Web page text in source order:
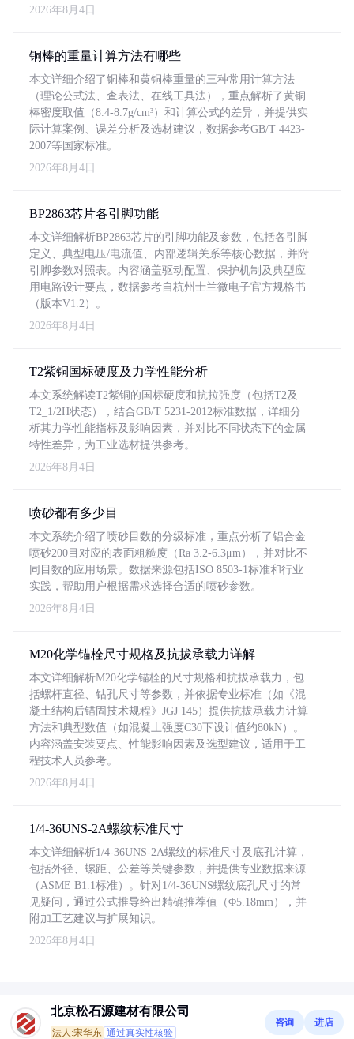
2026年8月4日
铜棒的重量计算方法有哪些
本文详细介绍了铜棒和黄铜棒重量的三种常用计算方法
（理论公式法、查表法、在线工具法），重点解析了黄铜
棒密度取值（8.4-8.7g/cm³）和计算公式的差异，并提供实
际计算案例、误差分析及选材建议，数据参考GB/T 4423-
2007等国家标准。
2026年8月4日
BP2863芯片各引脚功能
本文详细解析BP2863芯片的引脚功能及参数，包括各引脚
定义、典型电压/电流值、内部逻辑关系等核心数据，并附
引脚参数对照表。内容涵盖驱动配置、保护机制及典型应
用电路设计要点，数据参考自杭州士兰微电子官方规格书
（版本V1.2）。
2026年8月4日
T2紫铜国标硬度及力学性能分析
本文系统解读T2紫铜的国标硬度和抗拉强度（包括T2及
T2_1/2H状态），结合GB/T 5231-2012标准数据，详细分
析其力学性能指标及影响因素，并对比不同状态下的金属
特性差异，为工业选材提供参考。
2026年8月4日
喷砂都有多少目
本文系统介绍了喷砂目数的分级标准，重点分析了铝合金
喷砂200目对应的表面粗糙度（Ra 3.2-6.3μm），并对比不
同目数的应用场景。数据来源包括ISO 8503-1标准和行业
实践，帮助用户根据需求选择合适的喷砂参数。
2026年8月4日
M20化学锚栓尺寸规格及抗拔承载力详解
本文详细解析M20化学锚栓的尺寸规格和抗拔承载力，包
括螺杆直径、钻孔尺寸等参数，并依据专业标准（如《混
凝土结构后锚固技术规程》JGJ 145）提供抗拔承载力计算
方法和典型数值（如混凝土强度C30下设计值约80kN）。
内容涵盖安装要点、性能影响因素及选型建议，适用于工
程技术人员参考。
2026年8月4日
1/4-36UNS-2A螺纹标准尺寸
本文详细解析1/4-36UNS-2A螺纹的标准尺寸及底孔计算，
包括外径、螺距、公差等关键参数，并提供专业数据来源
（ASME B1.1标准）。针对1/4-36UNS螺纹底孔尺寸的常
见疑问，通过公式推导给出精确推荐值（Φ5.18mm），并
附加工艺建议与扩展知识。
2026年8月4日
北京松石源建材有限公司
法人:宋华东 通过真实性核验
咨询 进店